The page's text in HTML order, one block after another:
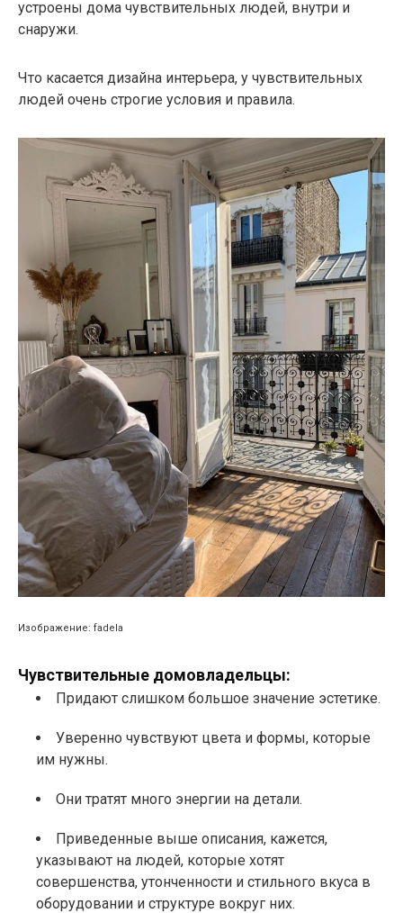
устроены дома чувствительных людей, внутри и
снаружи.
Что касается дизайна интерьера, у чувствительных
людей очень строгие условия и правила.
Изображение: fadela
Чувствительные домовладельцы:
Придают слишком большое значение эстетике.
Уверенно чувствуют цвета и формы, которые
им нужны.
Они тратят много энергии на детали.
Приведенные выше описания, кажется,
указывают на людей, которые хотят
совершенства, утонченности и стильного вкуса в
оборудовании и структуре вокруг них.